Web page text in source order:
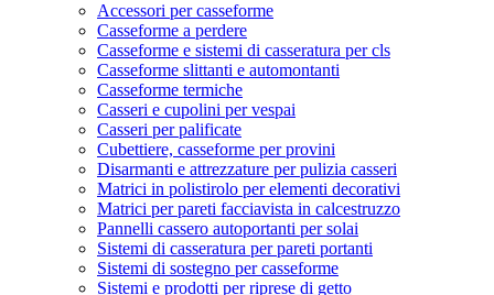
Accessori per casseforme
Casseforme a perdere
Casseforme e sistemi di casseratura per cls
Casseforme slittanti e automontanti
Casseforme termiche
Casseri e cupolini per vespai
Casseri per palificate
Cubettiere, casseforme per provini
Disarmanti e attrezzature per pulizia casseri
Matrici in polistirolo per elementi decorativi
Matrici per pareti facciavista in calcestruzzo
Pannelli cassero autoportanti per solai
Sistemi di casseratura per pareti portanti
Sistemi di sostegno per casseforme
Sistemi e prodotti per riprese di getto